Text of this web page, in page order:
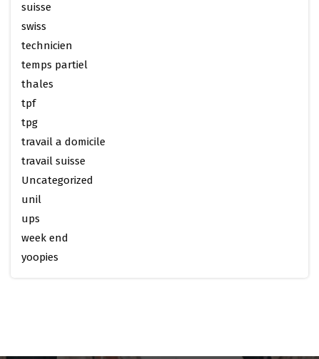
suisse
swiss
technicien
temps partiel
thales
tpf
tpg
travail a domicile
travail suisse
Uncategorized
unil
ups
week end
yoopies